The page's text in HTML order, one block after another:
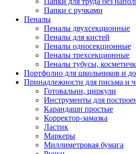
Папки с ручками
Пеналы
Пеналы двухсекционные
Пеналы для кистей
Пеналы односекционные
Пеналы трехсекционные
Пеналы тубусы,
Портфолио для школьников и
Принадлежности для письма и
Готовальни, циркули
Инструменты для
Карандаши простые
Корректор-замазка
Ластик
Маркеры
Миллиметровая бумага